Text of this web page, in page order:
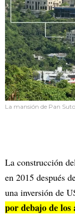
La mansión de Pan
La construcción
en 2015 después
una inversión de
por debajo de